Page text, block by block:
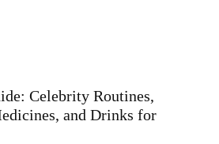
Celebrity Routines,
and Drinks for